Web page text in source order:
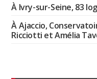
À Ivry-sur-Seine, 83
À Ajaccio,
Ricciotti et Amélia